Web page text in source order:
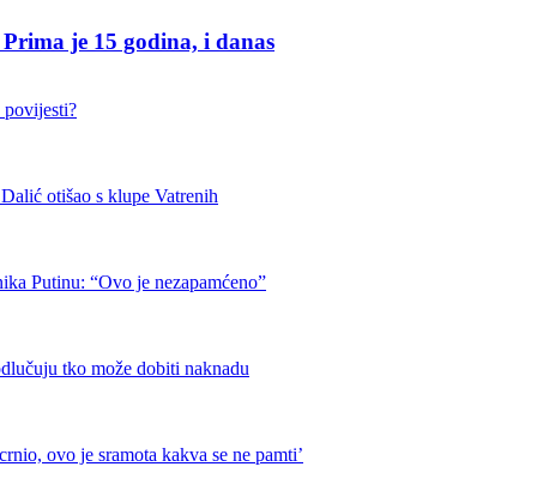
je 15 godina, i danas
povijesti?
otišao s klupe Vatrenih
Putinu: “Ovo je nezapamćeno”
tko može dobiti naknadu
ovo je sramota kakva se ne pamti’